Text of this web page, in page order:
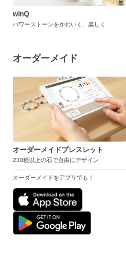
winQ
パワーストーンをかわいく、楽しく
オーダーメイド
オーダーメイドブレスレット
230種以上の石で自由にデザイン
オーダーメイドをアプリでも！